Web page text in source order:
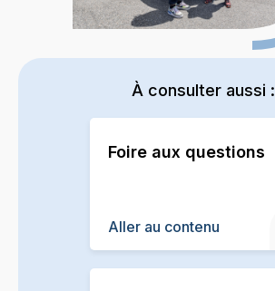
À consulter aussi :
Foire aux questions
Aller au contenu